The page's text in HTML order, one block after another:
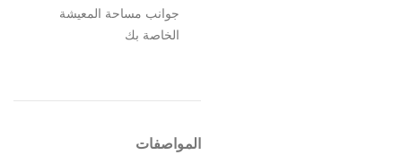
جوانب مساحة المعيشة
الخاصة بك
المواصفات